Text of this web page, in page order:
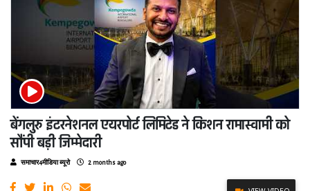
बेंगलुरु इंटरनेशनल एयरपोर्ट लिमिटेड ने किशन रामास्वामी को
सौंपी बड़ी जिम्मेदारी
समाचार4मीडिया ब्यूरो 2 months ago